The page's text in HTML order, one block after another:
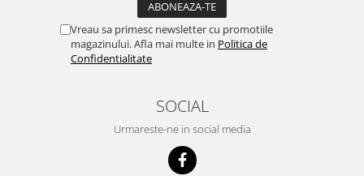
Vreau sa primesc newsletter cu promotiile
magazinului. Afla mai multe in Politica de
Confidentialitate
SOCIAL
Urmareste-ne in social media